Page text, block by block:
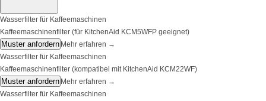
Wasserfilter für Kaffeemaschinen
Kaffeemaschinenfilter (für KitchenAid KCM5WFP geeignet)
Muster anfordern Mehr erfahren →
Wasserfilter für Kaffeemaschinen
Kaffeemaschinenfilter (kompatibel mit KitchenAid KCM22WF)
Muster anfordern Mehr erfahren →
Wasserfilter für Kaffeemaschinen